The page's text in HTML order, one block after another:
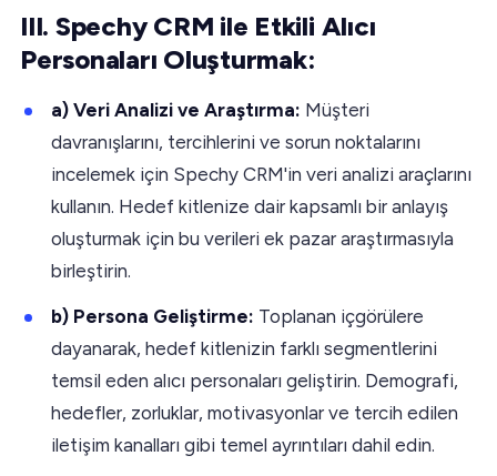
III. Spechy CRM ile Etkili Alıcı
Personaları Oluşturmak:
a) Veri Analizi ve Araştırma: Müşteri
davranışlarını, tercihlerini ve sorun noktalarını
incelemek için Spechy CRM'in veri analizi araçlarını
kullanın. Hedef kitlenize dair kapsamlı bir anlayış
oluşturmak için bu verileri ek pazar araştırmasıyla
birleştirin.
b) Persona Geliştirme: Toplanan içgörülere
dayanarak, hedef kitlenizin farklı segmentlerini
temsil eden alıcı personaları geliştirin. Demografi,
hedefler, zorluklar, motivasyonlar ve tercih edilen
iletişim kanalları gibi temel ayrıntıları dahil edin.